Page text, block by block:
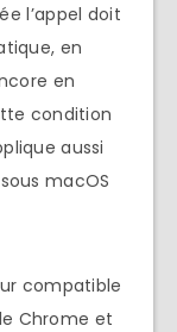
l’appel doit
en
en
condition
aussi
macOS
compatible
Chrome et